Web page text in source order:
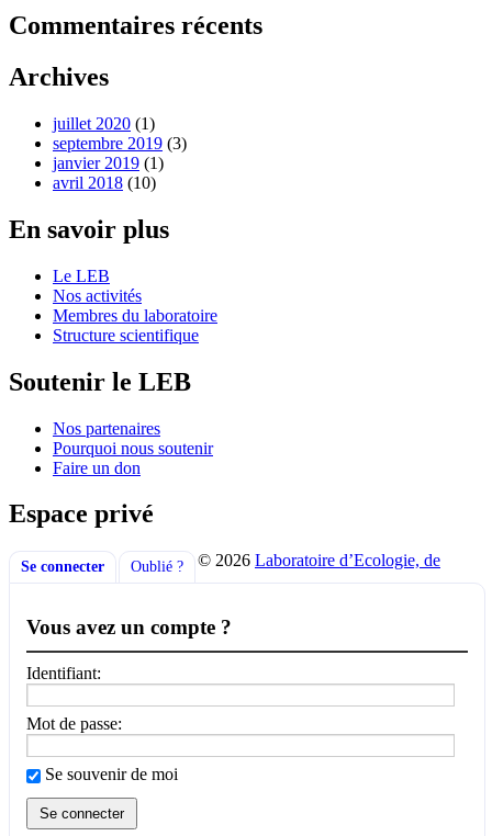
Commentaires récents
Archives
juillet 2020 (1)
septembre 2019 (3)
janvier 2019 (1)
avril 2018 (10)
En savoir plus
Le LEB
Nos activités
Membres du laboratoire
Structure scientifique
Soutenir le LEB
Nos partenaires
Pourquoi nous soutenir
Faire un don
Espace privé
Se connecter Oublié ?
Vous avez un compte ?
Identifiant:
Mot de passe:
Se souvenir de moi
© 2026 Laboratoire d’Ecologie, de